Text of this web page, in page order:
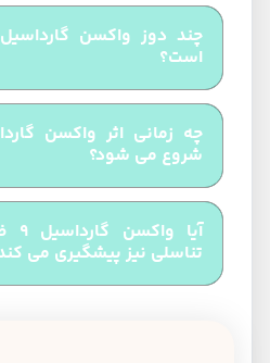
سنی ممکن است کمتر باشد.
واکسن گارداسیل ۹ برای
در صورت نیاز به واکسیناسیون، باید
مشورت پزشک اقدام شود.
چند
است؟
واکسیناسیون با
دوز است که دوز دوم یک تا دو ماه پس
سوم شش ماه بعد از دوز اول تزریق
شروع می شود؟
اثرگذاری
دریافت تمام دوزهای واکسن به
آید و ایمنی در برابر ویروس های HPV ایجاد می شود.
آیا واکسن
تناسلی نیز پیشگیری می کند؟